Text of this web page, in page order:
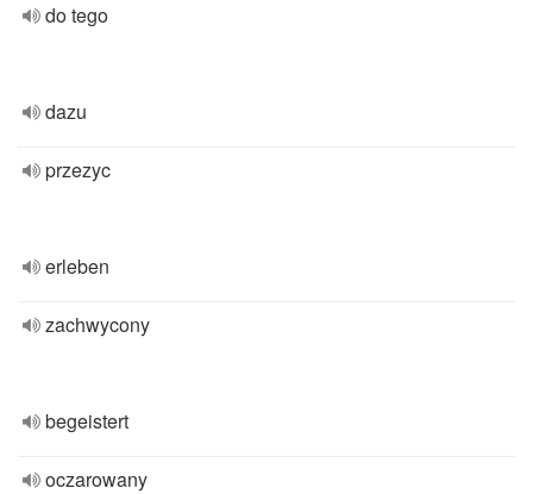
do tego
dazu
przezyc
erleben
zachwycony
begeistert
oczarowany